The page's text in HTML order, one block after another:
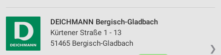
❯
DEICHMANN Bergisch-Gladbach
Kürtener Straße 1 - 13
51465 Bergisch-Gladbach
Entwicklung und Verbesserung der Angebote
Verwendung reduzierter Daten zur Auswahl von